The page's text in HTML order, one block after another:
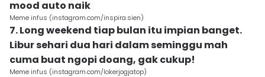
mood auto naik
Meme infus (instagram.com/inspira.sien)
7. Long weekend tiap bulan itu impian banget.
Libur sehari dua hari dalam seminggu mah
cuma buat ngopi doang, gak cukup!
Meme infus (instagram.com/lokerjogjatop)